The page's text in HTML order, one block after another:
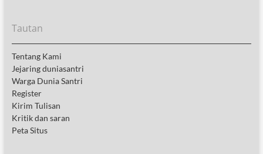
Tautan
Tentang Kami
Jejaring duniasantri
Warga Dunia Santri
Register
Kirim Tulisan
Kritik dan saran
Peta Situs